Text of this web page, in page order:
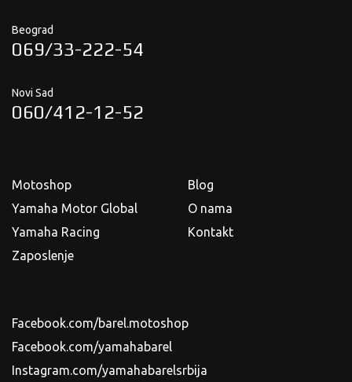
Beograd
069/33-222-54
Novi Sad
060/412-12-52
Motoshop
Yamaha Motor Global
Yamaha Racing
Zaposlenje
Blog
O nama
Kontakt
Facebook.com/barel.motoshop
Facebook.com/yamahabarel
Instagram.com/yamahabarelsrbija